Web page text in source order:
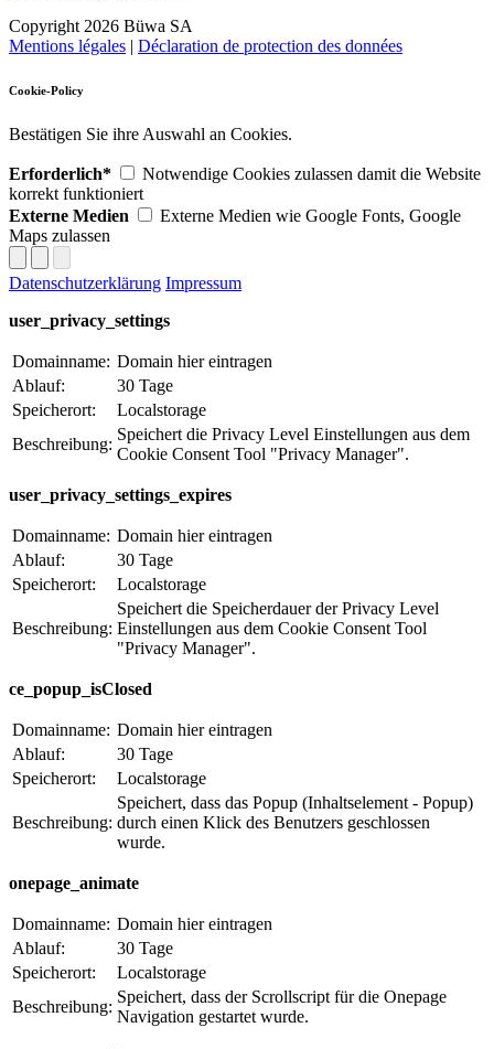
Copyright 2026 Büwa SA
Mentions légales | Déclaration de protection des données
Cookie-Policy
Bestätigen Sie ihre Auswahl an Cookies.
Erforderlich*
Notwendige Cookies zulassen damit die Website
korrekt funktioniert
Externe Medien
Externe Medien wie Google Fonts, Google
Maps zulassen
Datenschutzerklärung Impressum
user_privacy_settings
Domainname: Domain hier eintragen
Ablauf:
30 Tage
Speicherort:
Localstorage
Beschreibung:
Speichert die Privacy Level Einstellungen aus dem
Cookie Consent Tool "Privacy Manager".
user_privacy_settings_expires
Domainname: Domain hier eintragen
Ablauf:
30 Tage
Speicherort:
Localstorage
Beschreibung:
Speichert die Speicherdauer der Privacy Level
Einstellungen aus dem Cookie Consent Tool
"Privacy Manager".
ce_popup_isClosed
Domainname: Domain hier eintragen
Ablauf:
30 Tage
Speicherort:
Localstorage
Beschreibung:
Speichert, dass das Popup (Inhaltselement - Popup)
durch einen Klick des Benutzers geschlossen
wurde.
onepage_animate
Domainname: Domain hier eintragen
Ablauf:
30 Tage
Speicherort:
Localstorage
Beschreibung:
Speichert, dass der Scrollscript für die Onepage
Navigation gestartet wurde.